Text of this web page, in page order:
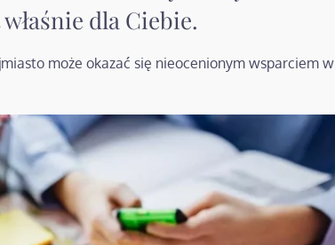
dla Ciebie.
może okazać się nieocenionym wsparciem w